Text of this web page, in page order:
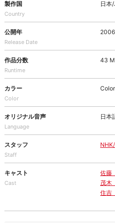
製作国
Country
日本
公開年
Release Date
2006
作品分数
Runtime
43
カラー
Color
Color
オリジナル音声
Language
日本
スタッフ
Staff
キャスト
Cast
佐藤
茂木
住吉